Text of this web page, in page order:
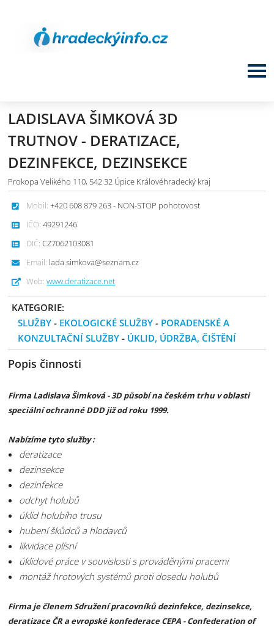
LADISLAVA ŠIMKOVÁ 3D
TRUTNOV - DERATIZACE,
DEZINFEKCE, DEZINSEKCE
Prokopa Velikého 110, 542 32 Úpice Královéhradecký kraj
Mobil: +420 608 879 263 - NON-STOP pohotovost
IČO: 49291246
DIČ: CZ7062103081
Email: lada.simkova@seznam.cz
Web: www.deratizace.net
KATEGORIE:
SLUŽBY - EKOLOGICKÉ SLUŽBY - PORADENSKÉ A
KONZULTAČNÍ SLUŽBY - ÚKLID, ÚDRŽBA, ČIŠTĚNÍ
Popis činnosti
Firma Ladislava Šimková - 3D působí na českém trhu v oblasti
speciální ochranné DDD již od roku 1999.
Nabízíme tyto služby :
deratizace
dezinsekce
dezinfekce
odchyt holubů
úklid holubího trusu
hubení škůdců a hlodavců
likvidace plísní
úklidové práce v souvislosti s prováděnými pracemi
montáž hrotových systémů proti dosedu holubů
Firma je členem Sdružení pracovníků dezinfekce, dezinsekce,
deratizace ČR a evropské konfederace CEPA - Confederation of